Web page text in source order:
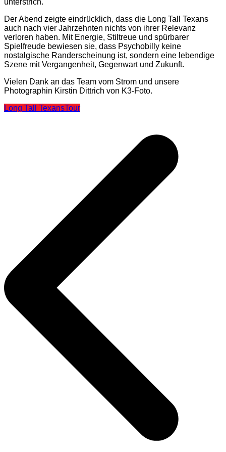
unterstrich.
Der Abend zeigte eindrücklich, dass die Long Tall Texans
auch nach vier Jahrzehnten nichts von ihrer Relevanz
verloren haben. Mit Energie, Stiltreue und spürbarer
Spielfreude bewiesen sie, dass Psychobilly keine
nostalgische Randerscheinung ist, sondern eine lebendige
Szene mit Vergangenheit, Gegenwart und Zukunft.
Vielen Dank an das Team vom Strom und unsere
Photographin Kirstin Dittrich von K3-Foto.
Long Tall TexansTour